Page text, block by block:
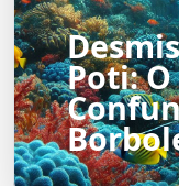
Poti: